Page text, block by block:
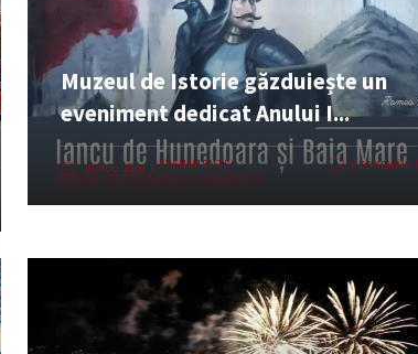
Muzeul de Istorie găzduiește un
eveniment dedicat Anului I...
06 AUG. 2026 EVENIMENTE 0 COMENTARII